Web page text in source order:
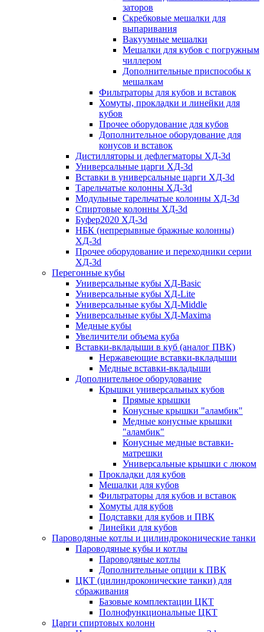
заторов
Скребковые мешалки для
выпаривания
Вакуумные мешалки
Мешалки для кубов с погружным
чиллером
Дополнительные приспособы к
мешалкам
Фильтраторы для кубов и вставок
Хомуты, прокладки и линейки для
кубов
Прочее оборудование для кубов
Дополнительное оборудование для
конусов и вставок
Дистилляторы и дефлегматоры ХД-3d
Универсальные царги ХД-3d
Вставки в универсальные царги ХД-3d
Тарельчатые колонны ХД-3d
Модульные тарельчатые колонны ХД-3d
Спиртовые колонны ХД-3d
Буфер2020 ХД-3d
НБК (непрерывные бражные колонны)
ХД-3d
Прочее оборудование и переходники серии
ХД-3d
Перегонные кубы
Универсальные кубы ХД-Basic
Универсальные кубы ХД-Lite
Универсальные кубы ХД-Middle
Универсальные кубы ХД-Maxima
Медные кубы
Увеличители объема куба
Вставки-вкладыши в куб (аналог ПВК)
Нержавеющие вставки-вкладыши
Медные вставки-вкладыши
Дополнительное оборудование
Крышки универсальных кубов
Прямые крышки
Конусные крышки "аламбик"
Медные конусные крышки
"аламбик"
Конусные медные вставки-
матрешки
Универсальные крышки с люком
Прокладки для кубов
Мешалки для кубов
Фильтраторы для кубов и вставок
Хомуты для кубов
Подставки для кубов и ПВК
Линейки для кубов
Пароводяные котлы и цилиндроконические танки
Пароводяные кубы и котлы
Пароводяные котлы
Дополнительные опции к ПВК
ЦКТ (цилиндроконические танки) для
сбраживания
Базовые комплектации ЦКТ
Полнофункциональные ЦКТ
Царги спиртовых колонн